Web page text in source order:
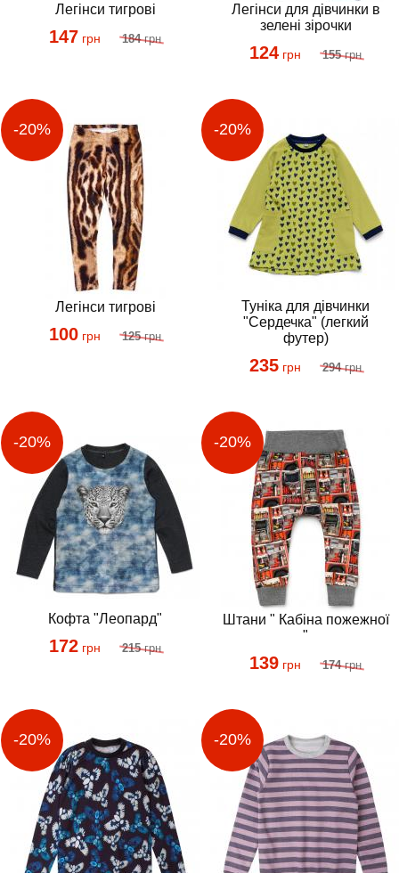
Легінси тигрові
147 грн 184грн
Легінси для дівчинки в
зелені зірочки
124 грн 155грн
Легінси тигрові
100 грн 125грн
Туніка для дівчинки
"Сердечка" (легкий
футер)
235 грн 294грн
Кофта "Леопард"
172 грн 215грн
Штани " Кабіна пожежної
"
139 грн 174грн